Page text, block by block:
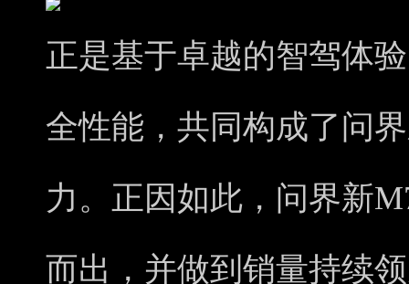
正是基于卓越的智驾体
全性能，共同构成了问
力。正因如此，问界新
而出，并做到销量持续